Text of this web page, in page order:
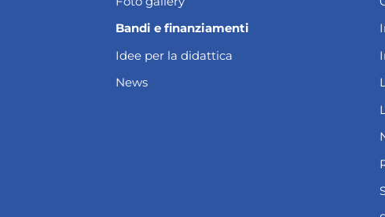
Bandi e finanziamenti
Idee per la didattica
News